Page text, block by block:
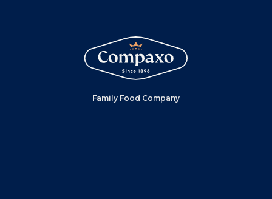
Family Food Company